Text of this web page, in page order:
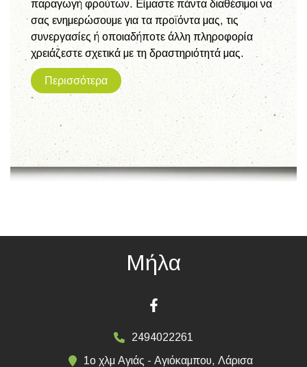
παραγωγή φρούτων. Είμαστε πάντα διαθέσιμοι να
σας ενημερώσουμε για τα προϊόντα μας, τις
συνεργασίες ή οποιαδήποτε άλλη πληροφορία
χρειάζεστε σχετικά με τη δραστηριότητά μας.
Περισσότερα
Μήλα
2494022261
1ο χλμ Αγιάς - Αγιόκαμπου, Λάρισα